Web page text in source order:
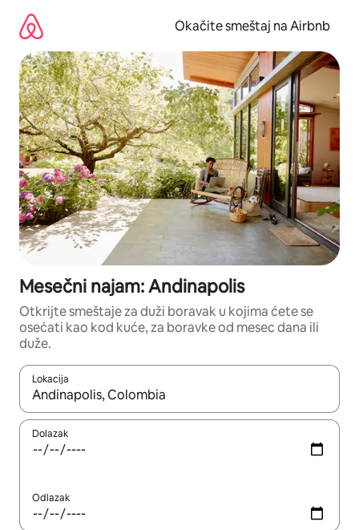
sadržaj
Okačite smeštaj na Airbnb
Mesečni najam: Andinapolis
Otkrijte smeštaje za duži boravak u kojima ćete se
osećati kao kod kuće, za boravke od mesec dana ili
duže.
Lokacija
Kad su rezultati dostupni, možete da se krećete kroz njih
Dolazak
Odlazak